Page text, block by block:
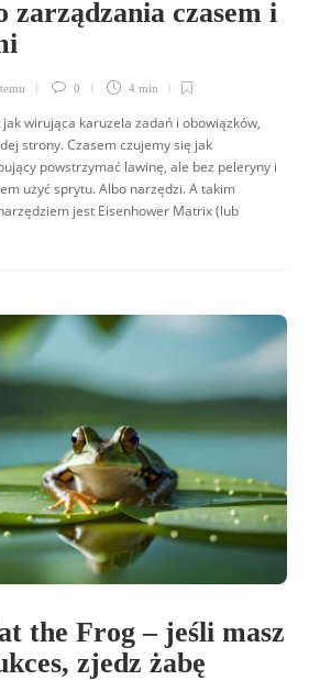
zarządzania czasem i
0 4 min
jak wirująca karuzela zadań i obowiązków,
strony. Czasem czujemy się jak
powstrzymać lawinę, ale bez peleryny i
użyć sprytu. Albo narzędzi. A takim
jest Eisenhower Matrix (lub
the Frog – jeśli masz
zjedz żabę